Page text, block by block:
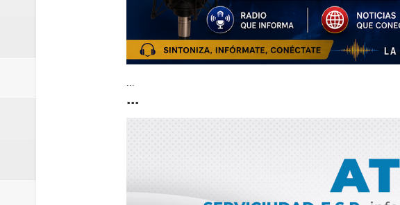
...
...